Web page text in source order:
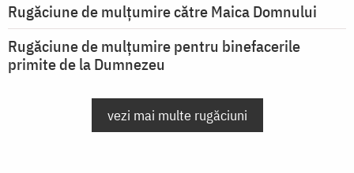
Rugăciune de mulţumire către Maica Domnului
Rugăciune de mulțumire pentru binefacerile
primite de la Dumnezeu
vezi mai multe rugăciuni